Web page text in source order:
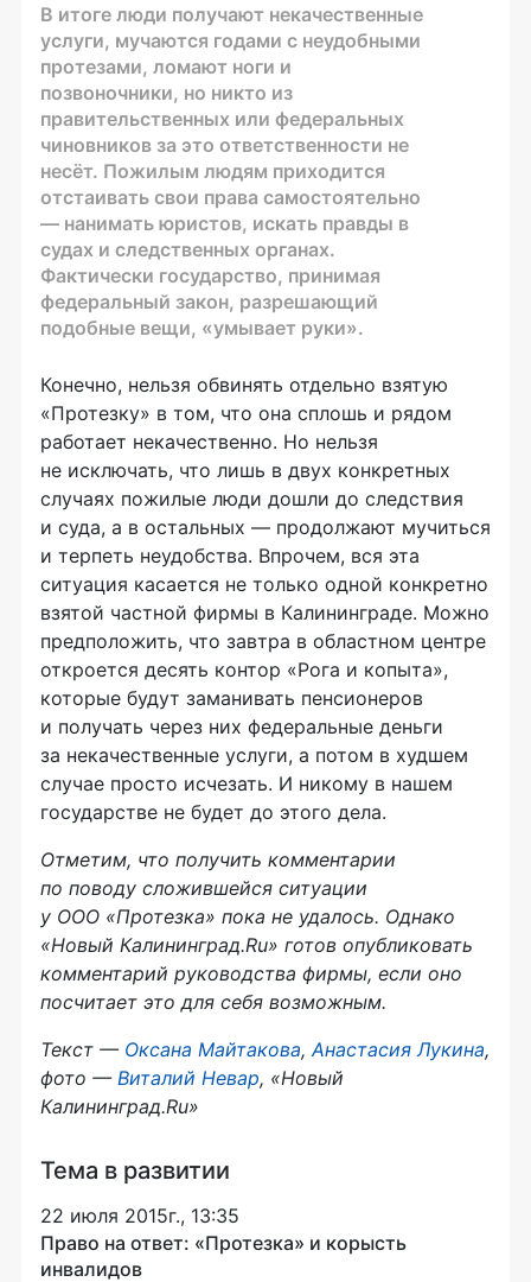
В итоге люди получают некачественные
услуги, мучаются годами с неудобными
протезами, ломают ноги и
позвоночники, но никто из
правительственных или федеральных
чиновников за это ответственности не
несёт. Пожилым людям приходится
отстаивать свои права самостоятельно
— нанимать юристов, искать правды в
судах и следственных органах.
Фактически государство, принимая
федеральный закон, разрешающий
подобные вещи, «умывает руки».
Конечно, нельзя обвинять отдельно взятую
«Протезку» в том, что она сплошь и рядом
работает некачественно. Но нельзя
не исключать, что лишь в двух конкретных
случаях пожилые люди дошли до следствия
и суда, а в остальных — продолжают мучиться
и терпеть неудобства. Впрочем, вся эта
ситуация касается не только одной конкретно
взятой частной фирмы в Калининграде. Можно
предположить, что завтра в областном центре
откроется десять контор «Рога и копыта»,
которые будут заманивать пенсионеров
и получать через них федеральные деньги
за некачественные услуги, а потом в худшем
случае просто исчезать. И никому в нашем
государстве не будет до этого дела.
Отметим, что получить комментарии
по поводу сложившейся ситуации
у ООО «Протезка» пока не удалось. Однако
«Новый Калининград.Ru» готов опубликовать
комментарий руководства фирмы, если оно
посчитает это для себя возможным.
Текст — Оксана Майтакова, Анастасия Лукина,
фото — Виталий Невар, «Новый
Калининград.Ru»
Тема в развитии
22 июля 2015г., 13:35
Право на ответ: «Протезка» и корысть
инвалидов